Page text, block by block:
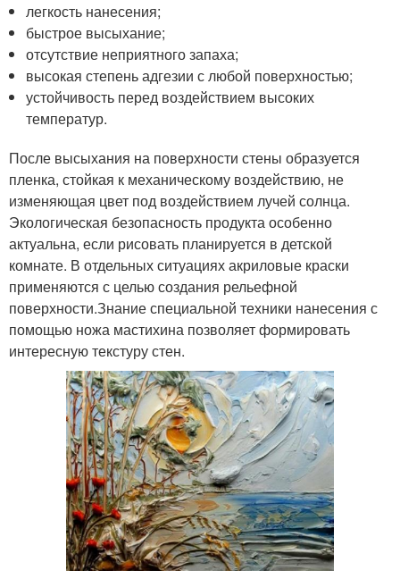
легкость нанесения;
быстрое высыхание;
отсутствие неприятного запаха;
высокая степень адгезии с любой поверхностью;
устойчивость перед воздействием высоких
температур.
После высыхания на поверхности стены образуется
пленка, стойкая к механическому воздействию, не
изменяющая цвет под воздействием лучей солнца.
Экологическая безопасность продукта особенно
актуальна, если рисовать планируется в детской
комнате. В отдельных ситуациях акриловые краски
применяются с целью создания рельефной
поверхности.Знание специальной техники нанесения с
помощью ножа мастихина позволяет формировать
интересную текстуру стен.